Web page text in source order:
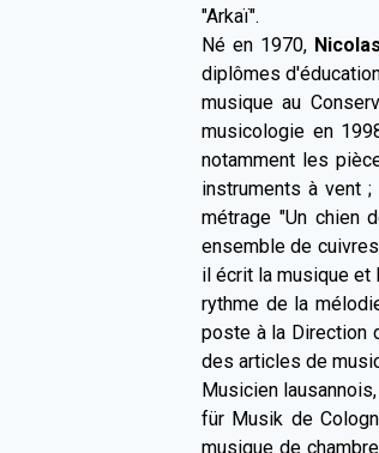
"Arkaï".
Né en 1970,
diplômes
musique au
musicologie en
notamment les
instruments à vent
métrage "Un chien
ensemble de
il écrit la musique et
rythme de la
poste à la Direction
des articles de
Musicien lausannois,
für Musik de
musique de